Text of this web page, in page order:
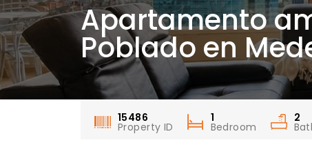
Apartamento
Poblado en
15486
Property ID
1
Bedroom
2